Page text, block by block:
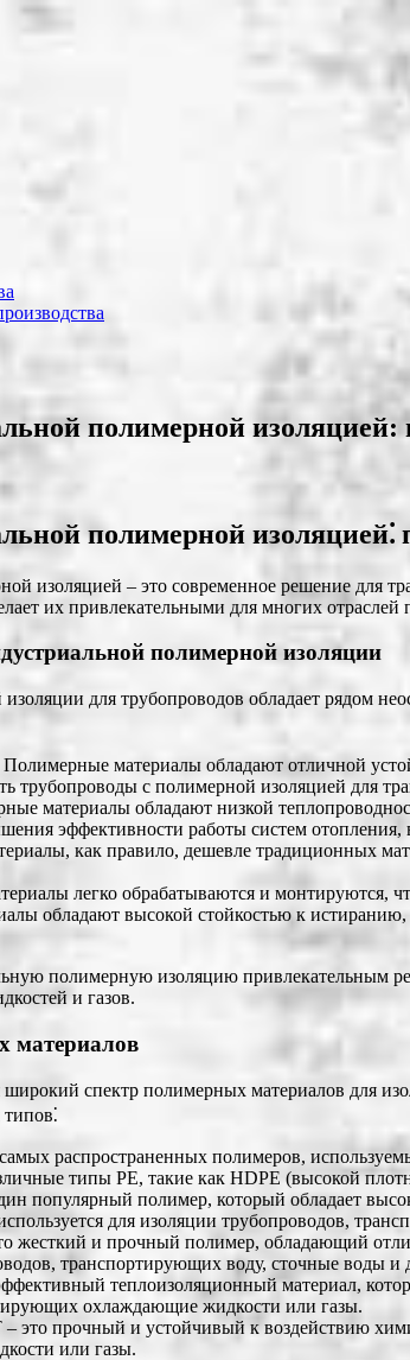
полимерной
полимерной
изоляцией – это современное решение для
их привлекательными для многих
полимерной изоляции
для трубопроводов обладает рядом
Полимерные материалы обладают отличной
трубопроводы с полимерной изоляцией для
материалы обладают низкой
эффективности работы систем
как правило, дешевле традиционных
легко обрабатываются и монтируются,
обладают высокой стойкостью к
полимерную изоляцию привлекательным
и газов.
материалов
широкий спектр полимерных материалов для
распространенных полимеров,
типы PE, такие как HDPE (высокой
популярный полимер, который обладает
для изоляции трубопроводов,
жесткий и прочный полимер, обладающий
транспортирующих воду, сточные воды и
теплоизоляционный материал,
охлаждающие жидкости или газы.
‒ это прочный и устойчивый к воздействию
или газы.